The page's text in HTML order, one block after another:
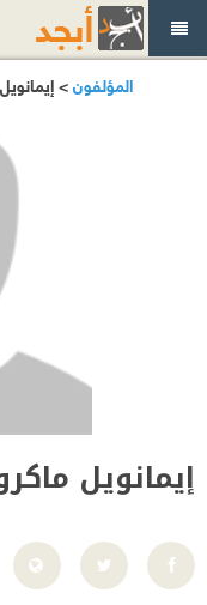
المؤلفون>
إيمانويل